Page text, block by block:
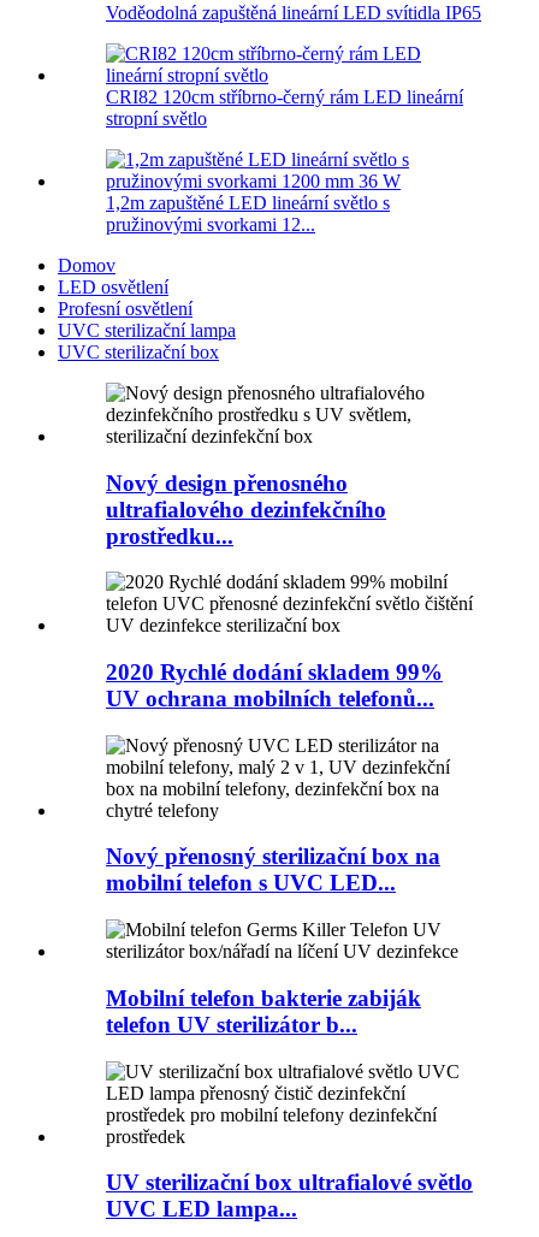
Voděodolná zapuštěná lineární LED svítidla IP65
CRI82 120cm stříbrno-černý rám LED lineární
stropní světlo
1,2m zapuštěné LED lineární světlo s
pružinovými svorkami 12...
Domov
LED osvětlení
Profesní osvětlení
UVC sterilizační lampa
UVC sterilizační box
Nový design přenosného
ultrafialového dezinfekčního
prostředku...
2020 Rychlé dodání skladem 99%
UV ochrana mobilních telefonů...
Nový přenosný sterilizační box na
mobilní telefon s UVC LED...
Mobilní telefon bakterie zabiják
telefon UV sterilizátor b...
UV sterilizační box ultrafialové světlo
UVC LED lampa...